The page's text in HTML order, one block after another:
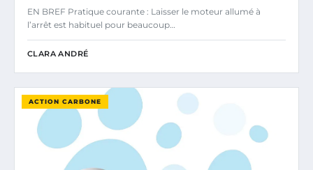
EN BREF Pratique courante : Laisser le moteur allumé à
l’arrêt est habituel pour beaucoup…
CLARA ANDRÉ
ACTION CARBONE